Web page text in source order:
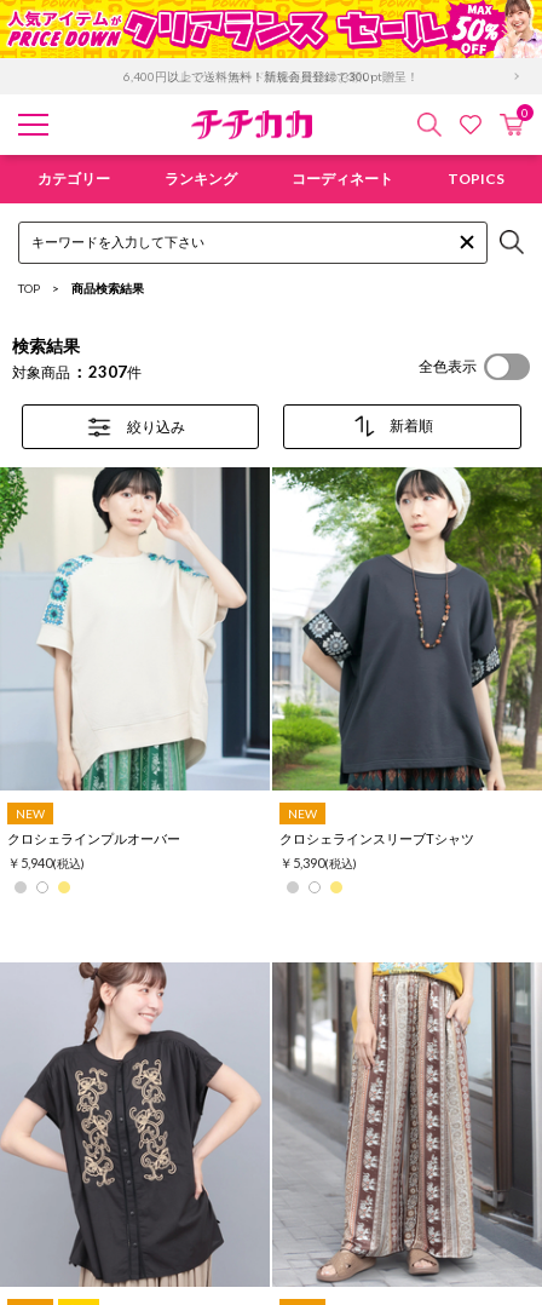
「GMO後払い」お支払い停滞時の回収手数料のご負担について
検索 お気にカ
0
カテゴリー ランキング コーディネート TOPICS
TOP 商品検索結果
検索結果
対象商品 2307件 全色表示
絞り込み
NEW
クロシェラインプルオーバー
￥5,940(税込)
NEW
クロシェラインスリーブTシャツ
￥5,390(税込)